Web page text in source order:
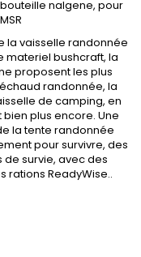
nalgene, pour
la vaisselle randonnée
materiel bushcraft, la
proposent les plus
randonnée, la
de camping, en
bien plus encore. Une
latente randonnée
pour survivre, des
de survie, avec des
rations ReadyWise..